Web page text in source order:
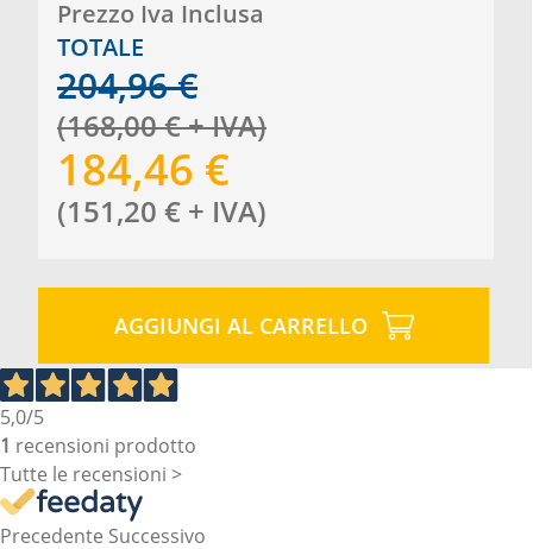
Prezzo Iva Inclusa
TOTALE
204,96 €
(168,00€+ IVA)
184,46 €
(151,20 € + IVA)
AGGIUNGI AL CARRELLO
5,0/5
1 recensioni prodotto
Tutte le recensioni >
Precedente Successivo